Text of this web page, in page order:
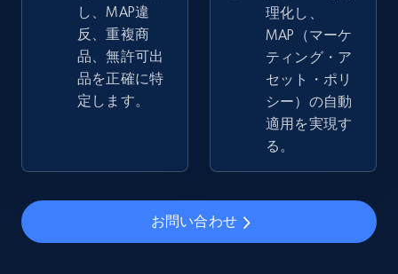
し、MAP違
反、重複商
品、無許可出
品を正確に特
定します。
理化し、
MAP（マーケ
ティング・ア
セット・ポリ
シー）の自動
適用を実現す
る。
お問い合わせ